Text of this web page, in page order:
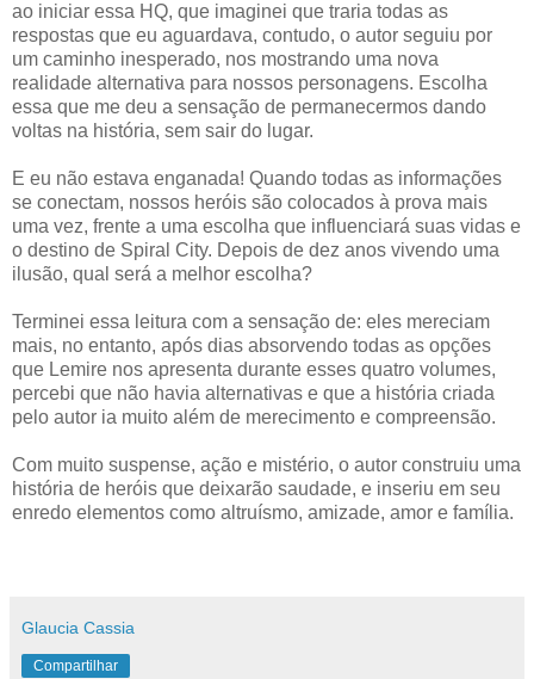
ao iniciar essa HQ, que imaginei que traria todas as
respostas que eu aguardava, contudo, o autor seguiu por
um caminho inesperado, nos mostrando uma nova
realidade alternativa para nossos personagens. Escolha
essa que me deu a sensação de permanecermos dando
voltas na história, sem sair do lugar.
E eu não estava enganada! Quando todas as informações
se conectam, nossos heróis são colocados à prova mais
uma vez, frente a uma escolha que influenciará suas vidas e
o destino de Spiral City. Depois de dez anos vivendo uma
ilusão, qual será a melhor escolha?
Terminei essa leitura com a sensação de: eles mereciam
mais, no entanto, após dias absorvendo todas as opções
que Lemire nos apresenta durante esses quatro volumes,
percebi que não havia alternativas e que a história criada
pelo autor ia muito além de merecimento e compreensão.
Com muito suspense, ação e mistério, o autor construiu uma
história de heróis que deixarão saudade, e inseriu em seu
enredo elementos como altruísmo, amizade, amor e família.
Glaucia Cassia
Compartilhar